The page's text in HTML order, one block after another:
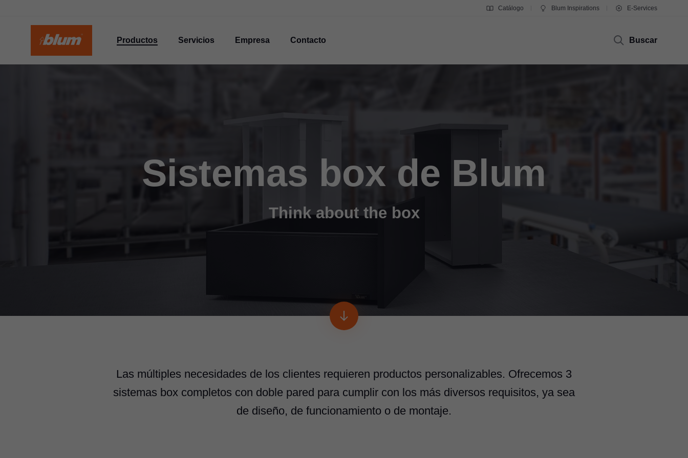
Catálogo Blum Inspirations E-Services
Productos Servicios Empresa Contacto Buscar
Sistemas box de Blum
Think about the box
Las múltiples necesidades de los clientes requieren productos personalizables. Ofrecemos 3
sistemas box completos con doble pared para cumplir con los más diversos requisitos, ya sea
de diseño, de funcionamiento o de montaje.